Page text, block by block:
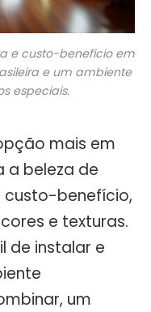
e custo-benefício em
e um ambiente
especiais.
mais em
a beleza de
custo-benefício,
e texturas.
de instalar e
um